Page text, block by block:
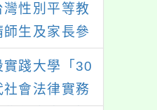
育建置課程與
實施計畫」一
校內教師踴
，請查照。
性別平等教
生及家長參
所：與同志
長大」互動式
觀。
實踐大學「30
會法律實務